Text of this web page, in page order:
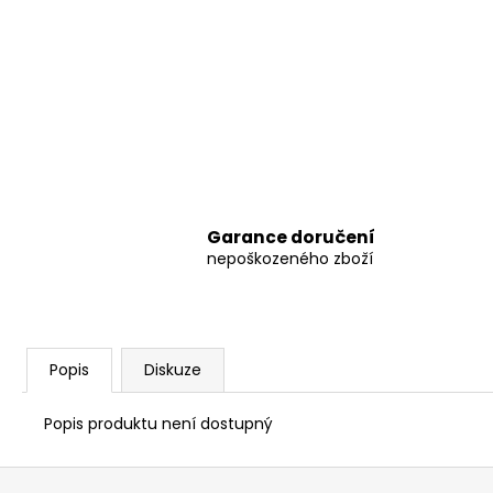
Garance doručení
nepoškozeného zboží
Popis Diskuze
Popis produktu není dostupný
Z